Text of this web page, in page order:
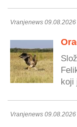
Vranjenews
koji
Vranjenews